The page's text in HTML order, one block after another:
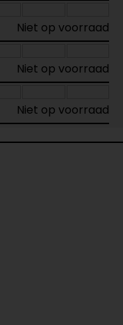
Niet op voorraad
Niet op voorraad
Niet op voorraad